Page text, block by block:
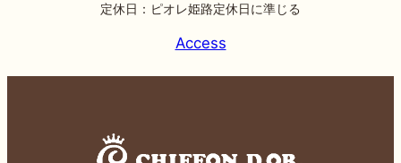
定休日：ピオレ姫路定休日に準じる
Access